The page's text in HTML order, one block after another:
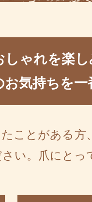
しゃれを楽し
気持ちを一
ことがある
い。爪にとっ